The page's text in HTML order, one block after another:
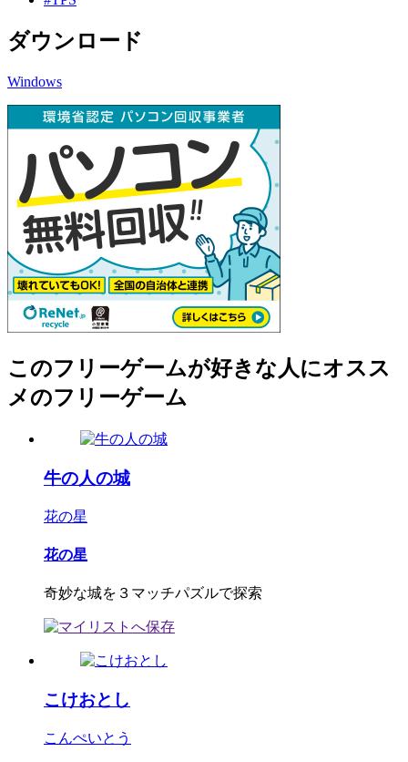
ダウンロード
Windows
このフリーゲームが好きな人にオスス
メのフリーゲーム
牛の人の城
花の星
花の星
奇妙な城を３マッチパズルで探索
こけおとし
こんぺいとう